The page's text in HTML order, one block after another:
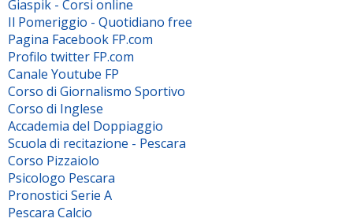
Giaspik - Corsi online
Il Pomeriggio - Quotidiano free
Pagina Facebook FP.com
Profilo twitter FP.com
Canale Youtube FP
Corso di Giornalismo Sportivo
Corso di Inglese
Accademia del Doppiaggio
Scuola di recitazione - Pescara
Corso Pizzaiolo
Psicologo Pescara
Pronostici Serie A
Pescara Calcio